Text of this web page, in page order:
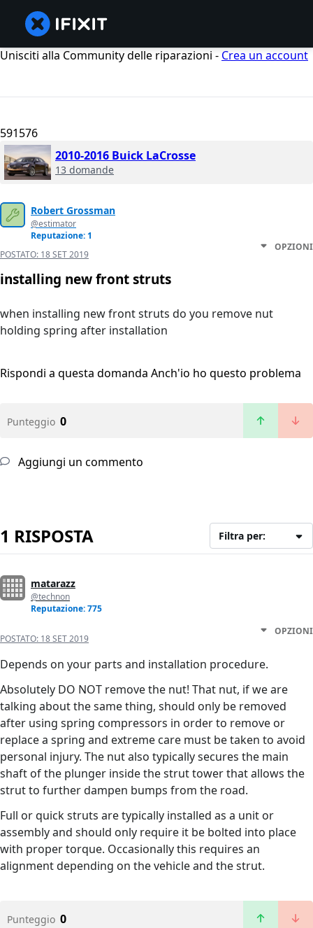
Unisciti alla Community delle riparazioni - Crea un account
591576
2010-2016 Buick LaCrosse
13 domande
Robert Grossman
@estimator
Reputazione: 1
POSTATO: 18 SET 2019
OPZIONI
installing new front struts
when installing new front struts do you remove nut
holding spring after installation
Rispondi a questa domanda Anch'io ho questo problema
Punteggio 0
Aggiungi un commento
1 RISPOSTA Filtra per:
matarazz
@technon
Reputazione: 775
POSTATO: 18 SET 2019
OPZIONI
Depends on your parts and installation procedure.
Absolutely DO NOT remove the nut! That nut, if we are
talking about the same thing, should only be removed
after using spring compressors in order to remove or
replace a spring and extreme care must be taken to avoid
personal injury. The nut also typically secures the main
shaft of the plunger inside the strut tower that allows the
strut to further dampen bumps from the road.
Full or quick struts are typically installed as a unit or
assembly and should only require it be bolted into place
with proper torque. Occasionally this requires an
alignment depending on the vehicle and the strut.
Punteggio 0